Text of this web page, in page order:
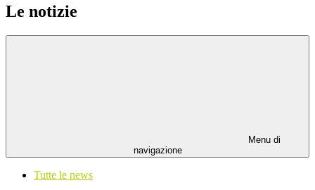
Le notizie
Menu di
navigazione
Tutte le news